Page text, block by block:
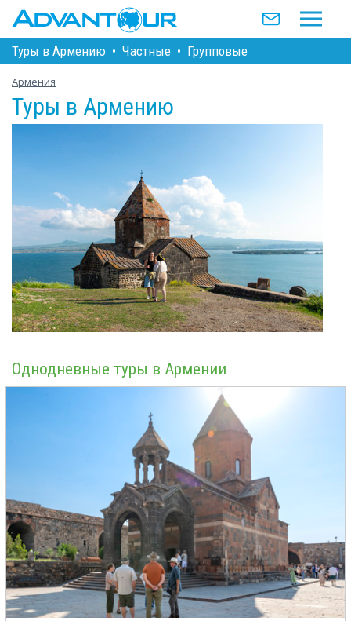
Туры в Армению • Частные • Групповые
Армения
Туры в Армению
Однодневные туры в Армении